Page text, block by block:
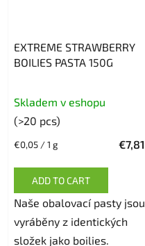
EXTREME STRAWBERRY
BOILIES PASTA 150G
Skladem v eshopu
(>20 pcs)
€7,81
Measure
€0,05 / 1 g
ADD TO CART
Naše obalovací pasty jsou
vyráběny z identických
složek jako boilies.